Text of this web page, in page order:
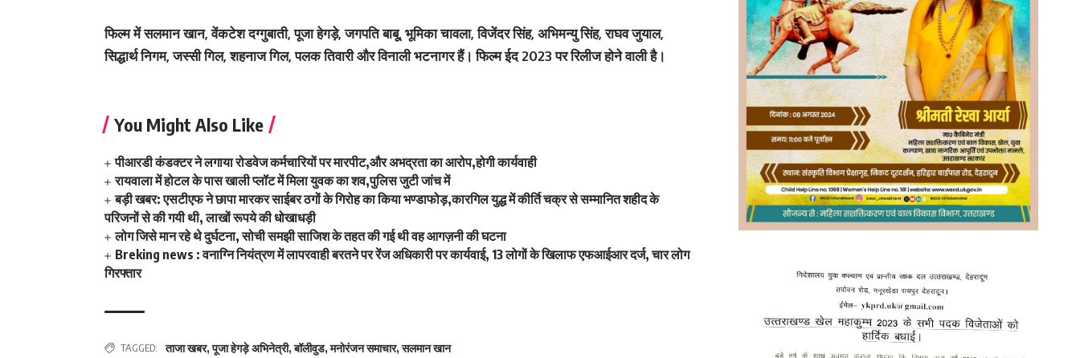
फिल्म में सलमान खान, वेंकटेश दग्गुबाती, पूजा हेगड़े, जगपति बाबू, भूमिका चावला, विजेंदर सिंह, अभिमन्यु सिंह, राघव जुयाल,
सिद्धार्थ निगम, जस्सी गिल, शहनाज गिल, पलक तिवारी और विनाली भटनागर हैं। फिल्म ईद 2023 पर रिलीज होने वाली है।
You Might Also Like
पीआरडी कंडक्टर ने लगाया रोडवेज कर्मचारियों पर मारपीट,और अभद्रता का आरोप,होगी कार्यवाही
रायवाला में होटल के पास खाली प्लॉट में मिला युवक का शव,पुलिस जुटी जांच में
बड़ी खबर: एसटीएफ ने छापा मारकर साईबर ठगों के गिरोह का किया भण्डाफोड़,कारगिल युद्ध में कीर्ति चक्र से सम्मानित शहीद के
परिजनों से की गयी थी, लाखों रूपये की धोखाधड़ी
लोग जिसे मान रहे थे दुर्घटना, सोची समझी साजिश के तहत की गई थी वह आगज़नी की घटना
Breking news : वनाग्नि नियंत्रण में लापरवाही बरतने पर रेंज अधिकारी पर कार्यवाई, 13 लोगों के खिलाफ एफआईआर दर्ज, चार लोग
गिरफ्तार
TAGGED: ताजा खबर,पूजा हेगड़े अभिनेत्री,बॉलीवुड,मनोरंजन समाचार,सलमान खान